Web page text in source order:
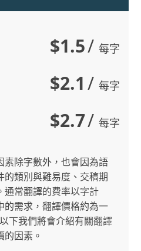
$1.5/ 每字
$2.1/ 每字
$2.7/ 每字
素除字數外，也會因為語
的類別與難易度、交稿期
通常翻譯的費率以字計
的需求，翻譯價格約為一
下我們將會介紹有關翻譯
的因素。